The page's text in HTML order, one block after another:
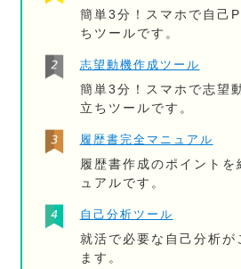
簡単3分！スマホで自己
ちツールです。
志望動機作成ツール
簡単3分！スマホで志望
立ちツールです。
履歴書完全マニュアル
履歴書作成のポイントを
ュアルです。
自己分析ツール
就活で必要な自己分析が
ます。